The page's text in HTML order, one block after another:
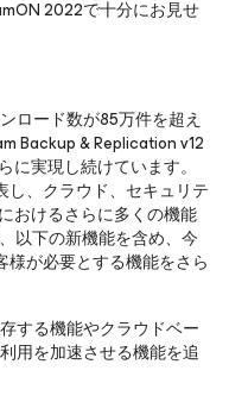
2022で十分にお見せ
ロード数が85万件を超え
Backup & Replication v12
実現し続けています。
し、クラウド、セキュリテ
おけるさらに多くの機能
以下の新機能を含め、今
様が必要とする機能をさら
する機能やクラウドベー
用を加速させる機能を追